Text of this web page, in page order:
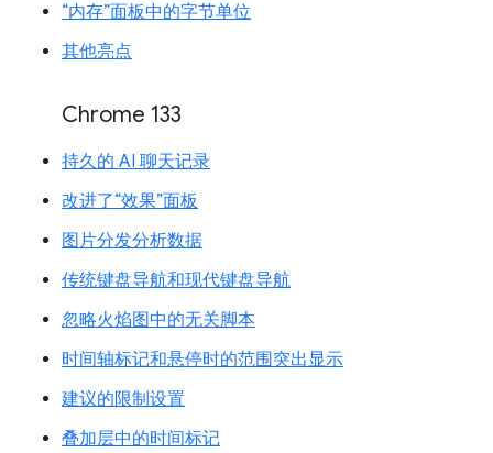
“内存”面板中的字节单位
其他亮点
Chrome 133
持久的 AI 聊天记录
改进了“效果”面板
图片分发分析数据
传统键盘导航和现代键盘导航
忽略火焰图中的无关脚本
时间轴标记和悬停时的范围突出显示
建议的限制设置
叠加层中的时间标记